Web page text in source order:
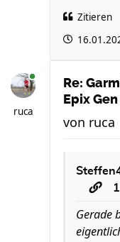
Zitieren
ruca
Re:
Epix Gen
von ruca
Gerade